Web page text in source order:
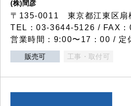
(株)間彦
〒135-0011 東京都江東区扇
TEL：03-3644-5126 / FAX
営業時間：9:00〜17：00 / 定
販売可 工事・取付可